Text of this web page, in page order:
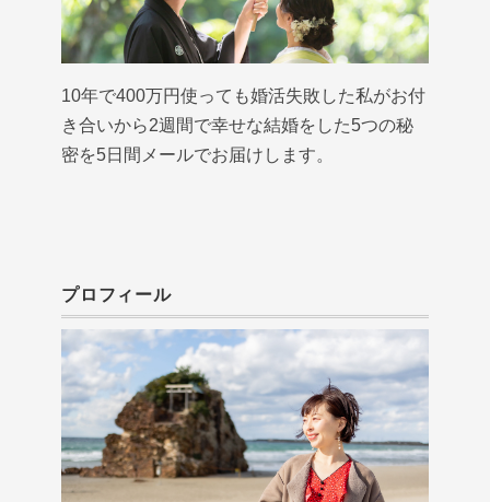
10年で400万円使っても婚活失敗した私がお付
き合いから2週間で幸せな結婚をした5つの秘
密を5日間メールでお届けします。
プロフィール